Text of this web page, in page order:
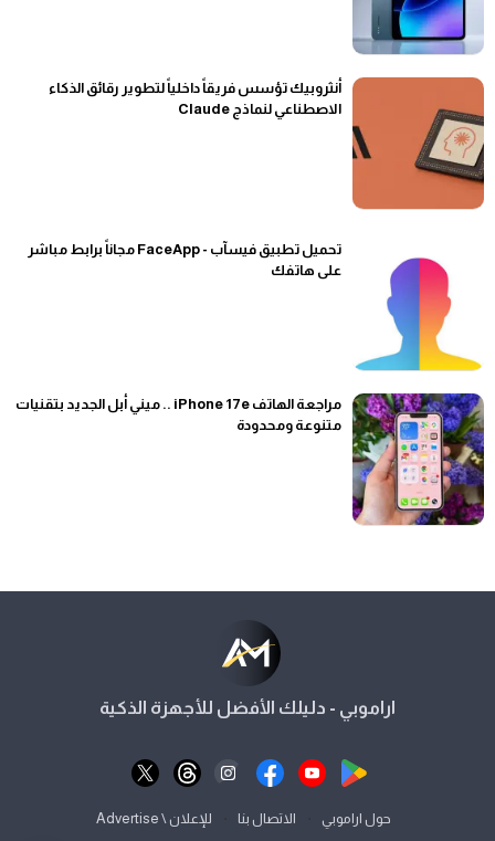
أنثروبيك تؤسس فريقاً داخلياً لتطوير رقائق الذكاء
الاصطناعي لنماذج Claude
تحميل تطبيق فيسآب - FaceApp مجاناً برابط مباشر
على هاتفك
مراجعة الهاتف iPhone 17e .. ميني أبل الجديد بتقنيات
متنوعة ومحدودة
اراموبي - دليلك الأفضل للأجهزة الذكية
حول اراموبي الاتصال بنا للإعلان \ Advertise